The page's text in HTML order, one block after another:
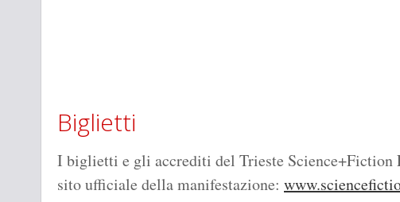
Biglietti
I biglietti e gli accrediti del Trieste Science+Fiction
sito ufficiale della manifestazione: